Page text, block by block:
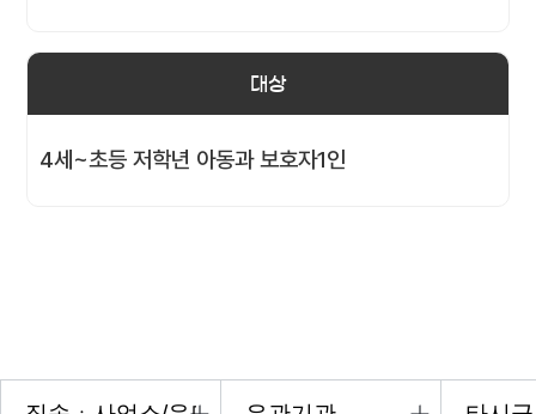
대상
4세~초등 저학년 아동과 보호자1인